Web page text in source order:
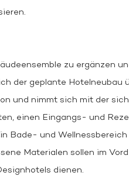
zu ergänzen
der geplante Hotelneubau
und nimmt sich mit der
einen Eingangs- und
Bade- und Wellnessbereich
Materialen sollen im
dienen.